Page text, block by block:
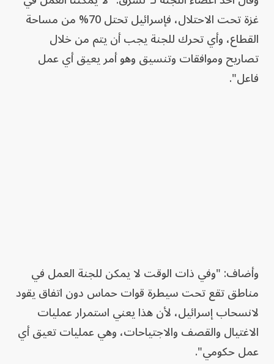
غزة تحت الاحتلال، فإسرائيل تحتل 70% من مساحة
القطاع، وأي تحرك للجنة يجب أن يتم من خلال
تصاريح وموافقات وتنسيق وهو أمر يعيق أي عمل
فاعل".
وأضاف: "وفي ذات الوقت لا يمكن للجنة العمل في
مناطق تقع تحت سيطرة قوات حماس دون اتفاق يقود
لانسحاب إسرائيل، لأن هذا يعني استمرار عمليات
الاغتيال والقصف والاجتياحات، وهي عمليات تعيق أي
عمل حكومي".